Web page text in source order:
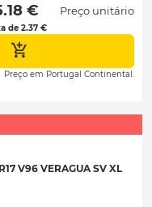
€
de 2.37 €
Preço unitário
Preço em Portugal Continental.
V96 VERAGUA SV XL